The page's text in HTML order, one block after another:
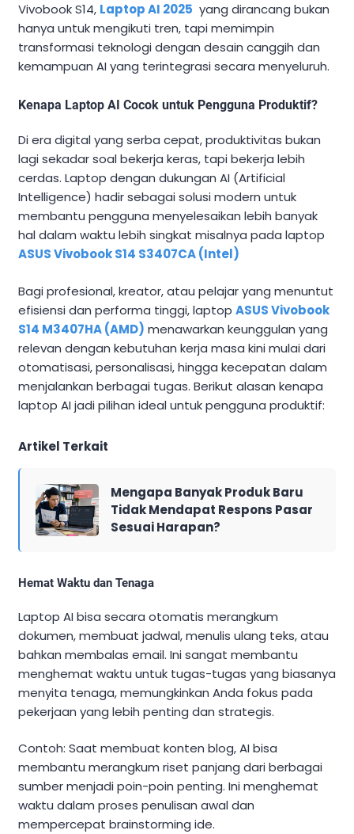
Vivobook S14, Laptop AI 2025 yang dirancang bukan
hanya untuk mengikuti tren, tapi memimpin
transformasi teknologi dengan desain canggih dan
kemampuan AI yang terintegrasi secara menyeluruh.
Kenapa Laptop AI Cocok untuk Pengguna Produktif?
Di era digital yang serba cepat, produktivitas bukan
lagi sekadar soal bekerja keras, tapi bekerja lebih
cerdas. Laptop dengan dukungan AI (Artificial
Intelligence) hadir sebagai solusi modern untuk
membantu pengguna menyelesaikan lebih banyak
hal dalam waktu lebih singkat misalnya pada laptop
ASUS Vivobook S14 S3407CA (Intel)
Bagi profesional, kreator, atau pelajar yang menuntut
efisiensi dan performa tinggi, laptop ASUS Vivobook
S14 M3407HA (AMD) menawarkan keunggulan yang
relevan dengan kebutuhan kerja masa kini mulai dari
otomatisasi, personalisasi, hingga kecepatan dalam
menjalankan berbagai tugas. Berikut alasan kenapa
laptop AI jadi pilihan ideal untuk pengguna produktif:
Artikel Terkait
Mengapa Banyak Produk Baru
Tidak Mendapat Respons Pasar
Sesuai Harapan?
Hemat Waktu dan Tenaga
Laptop AI bisa secara otomatis merangkum
dokumen, membuat jadwal, menulis ulang teks, atau
bahkan membalas email. Ini sangat membantu
menghemat waktu untuk tugas-tugas yang biasanya
menyita tenaga, memungkinkan Anda fokus pada
pekerjaan yang lebih penting dan strategis.
Contoh: Saat membuat konten blog, AI bisa
membantu merangkum riset panjang dari berbagai
sumber menjadi poin-poin penting. Ini menghemat
waktu dalam proses penulisan awal dan
mempercepat brainstorming ide.